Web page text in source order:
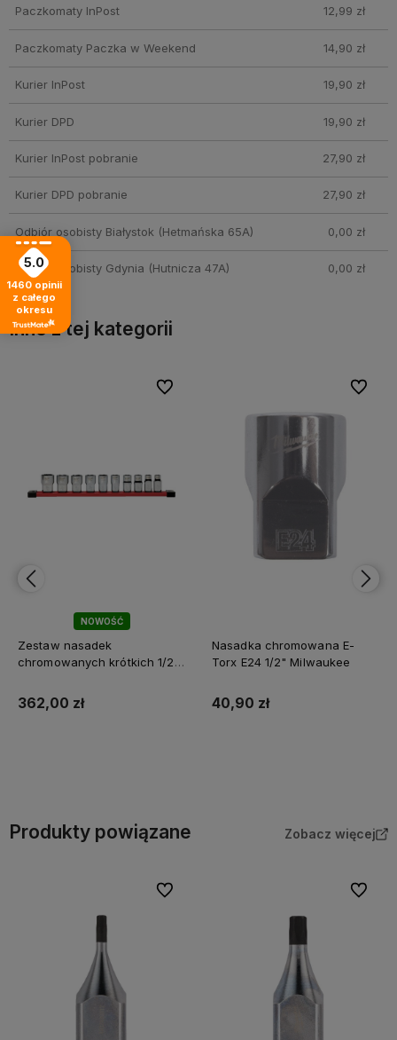
Paczkomaty InPost 12,99 zł
Paczkomaty Paczka w Weekend 14,90 zł
Kurier InPost 19,90 zł
Kurier DPD 19,90 zł
Kurier InPost pobranie 27,90 zł
Kurier DPD pobranie 27,90 zł
Odbiór osobisty Białystok (Hetmańska 65A) 0,00 zł
Odbiór osobisty Gdynia (Hutnicza 47A) 0,00 zł
Inne z tej kategorii
NOWOŚĆ
Zestaw nasadek
chromowanych krótkich 1/2"
362,00 zł
Do ulubionych
Do ulubionych
Nasadka chromowana E-
Torx E24 1/2" Milwaukee
40,90 zł
Do
Do
Produkty powiązane Zobacz więcej
Do ulubionych Do
5.0
1460 opinii
z całego
okresu